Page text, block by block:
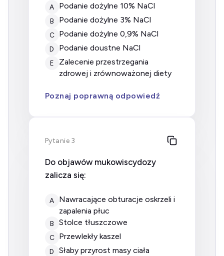
A Podanie dożylne 10% NaCl
B Podanie dożylne 3% NaCl
C Podanie dożylne 0,9% NaCl
D Podanie doustne NaCl
E
Zalecenie przestrzegania
zdrowej i zrównoważonej diety
Poznaj poprawną odpowiedź
Pytanie 3
Do objawów mukowiscydozy
zalicza się:
A
nawracające obturacje oskrzeli i
zapalenia płuc
B Stolce tłuszczowe
C Przewlekły kaszel
D Słaby przyrost masy ciała